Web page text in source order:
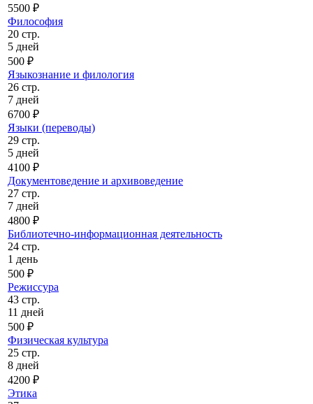
5500 ₽
Философия
20 стр.
5 дней
500 ₽
Языкознание и филология
26 стр.
7 дней
6700 ₽
Языки (переводы)
29 стр.
5 дней
4100 ₽
Документоведение и архивоведение
27 стр.
7 дней
4800 ₽
Библиотечно-информационная деятельность
24 стр.
1 день
500 ₽
Режиссура
43 стр.
11 дней
500 ₽
Физическая культура
25 стр.
8 дней
4200 ₽
Этика